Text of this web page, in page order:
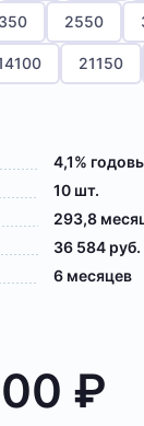
2550
21150
4,1%
10 шт.
293,8
36 584 руб.
6 месяцев
₽